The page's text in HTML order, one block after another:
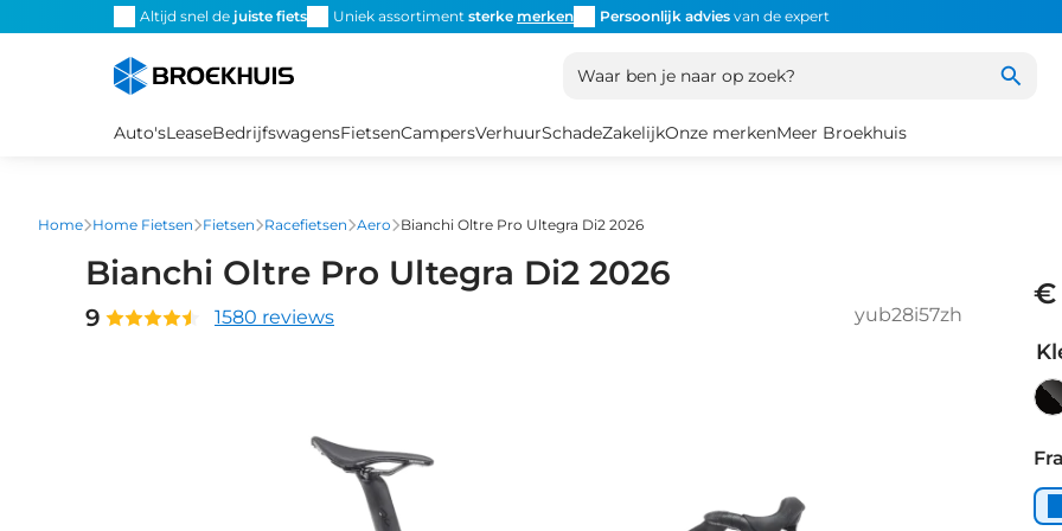
Altijd snel de juiste fiets Uniek assortiment sterke merken Persoonlijk advies van de expert
Waar ben je naar op zoek?
Auto'sLeaseBedrijfswagensFietsenCampersVerhuurSchadeZakelijkOnze merkenMeer Broekhuis
Home Home Fietsen Fietsen Racefietsen Aero Bianchi Oltre Pro Ultegra Di2 2026
Bianchi Oltre Pro Ultegra Di2 2026
9 1580 reviews yub28i57zh
€
/